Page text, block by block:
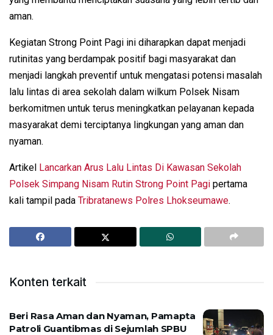
aman.
Kegiatan Strong Point Pagi ini diharapkan dapat menjadi
rutinitas yang berdampak positif bagi masyarakat dan
menjadi langkah preventif untuk mengatasi potensi masalah
lalu lintas di area sekolah dalam wilkum Polsek Nisam
berkomitmen untuk terus meningkatkan pelayanan kepada
masyarakat demi terciptanya lingkungan yang aman dan
nyaman.
Artikel Lancarkan Arus Lalu Lintas Di Kawasan Sekolah
Polsek Simpang Nisam Rutin Strong Point Pagi pertama
kali tampil pada Tribratanews Polres Lhokseumawe.
Konten terkait
Beri Rasa Aman dan Nyaman, Pamapta
Patroli Guantibmas di Sejumlah SPBU